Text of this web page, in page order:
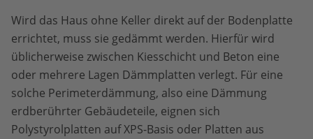
Wird das Haus ohne Keller direkt auf der Bodenplatte
errichtet, muss sie gedämmt werden. Hierfür wird
üblicherweise zwischen Kiesschicht und Beton eine
oder mehrere Lagen Dämmplatten verlegt. Für eine
solche Perimeterdämmung, also eine Dämmung
erdberührter Gebäudeteile, eignen sich
Polystyrolplatten auf XPS-Basis oder Platten aus